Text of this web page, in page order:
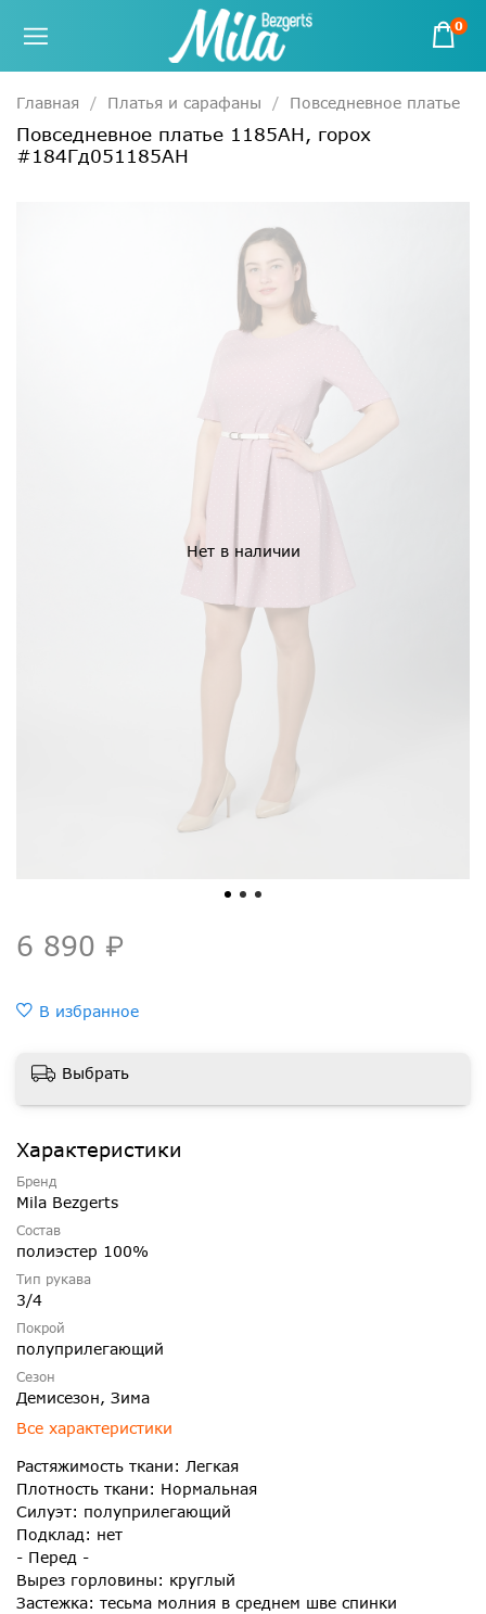
0
Главная Платья и сарафаны Повседневное платье
Повседневное платье 1185АН, горох
#184Гд051185АН
Нет в наличии
6 890 ₽
В избранное
Выбрать
Характеристики
Бренд
Mila Bezgerts
Состав
полиэстер 100%
Тип рукава
3/4
Покрой
полуприлегающий
Сезон
Демисезон, Зима
Все характеристики
Растяжимость ткани: Легкая
Плотность ткани: Нормальная
Силуэт: полуприлегающий
Подклад: нет
- Перед -
Вырез горловины: круглый
Застежка: тесьма молния в среднем шве спинки